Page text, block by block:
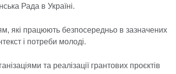
Рада в Україні.
які працюють безпосередньо в зазначених
і потреби молоді.
та реалізації грантових проєктів